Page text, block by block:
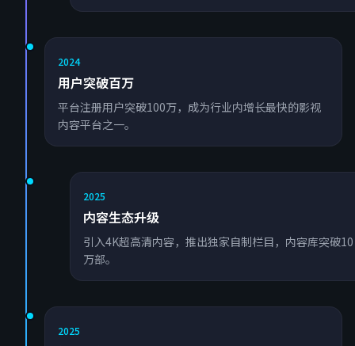
2024
用户突破百万
平台注册用户突破100万，成为行业内增长最快的影视
内容平台之一。
2025
内容生态升级
引入4K超高清内容，推出独家自制栏目，内容库突破10
万部。
2025